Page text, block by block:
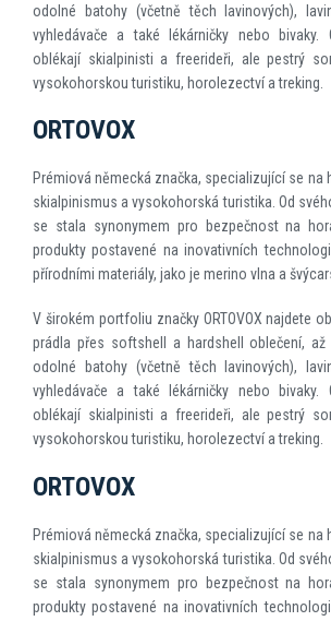
odolné batohy (včetně těch lavinových),
vyhledávače a také lékárničky nebo bivaky.
oblékají skialpinisti a freerideři, ale pestrý
vysokohorskou turistiku, horolezectví a treking.
ORTOVOX
Prémiová německá značka, specializující se na
skialpinismus a vysokohorská turistika. Od
se stala synonymem pro bezpečnost na
produkty postavené na inovativních
přírodními materiály, jako je merino vlna a
V širokém portfoliu značky ORTOVOX najdete
prádla přes softshell a hardshell oblečení,
odolné batohy (včetně těch lavinových),
vyhledávače a také lékárničky nebo bivaky.
oblékají skialpinisti a freerideři, ale pestrý
vysokohorskou turistiku, horolezectví a treking.
ORTOVOX
Prémiová německá značka, specializující se na
skialpinismus a vysokohorská turistika. Od
se stala synonymem pro bezpečnost na
produkty postavené na inovativních